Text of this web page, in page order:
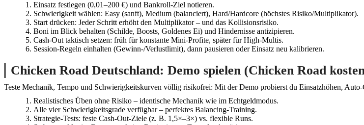
Einsatz festlegen (0,01–200 €) und Bankroll-Ziel notieren.
Schwierigkeit wählen: Easy (sanft), Medium (balanciert), Hard/Hardcore (höchstes Risiko/Multiplikator).
Start drücken: Jeder Schritt erhöht den Multiplikator – und das Kollisionsrisiko.
Boni im Blick behalten (Schilde, Boosts, Goldenes Ei) und Hindernisse antizipieren.
Cash-Out taktisch setzen: früh für konstante Mini-Profite, später für High-Multis.
Session-Regeln einhalten (Gewinn-/Verlustlimit), dann pausieren oder Einsatz neu kalibrieren.
Chicken Road Deutschland: Demo spielen (Chicken Road
Teste Mechanik, Tempo und Schwierigkeitskurven völlig risikofrei: Mit der Demo probierst du Einsatzhöhen,
Realistisches Üben ohne Risiko – identische Mechanik wie im Echtgeldmodus.
Alle vier Schwierigkeitsgrade verfügbar – perfektes Balancing-Training.
Strategie-Tests: feste Cash-Out-Ziele (z. B. 1,5×–3×) vs. flexible Runs.